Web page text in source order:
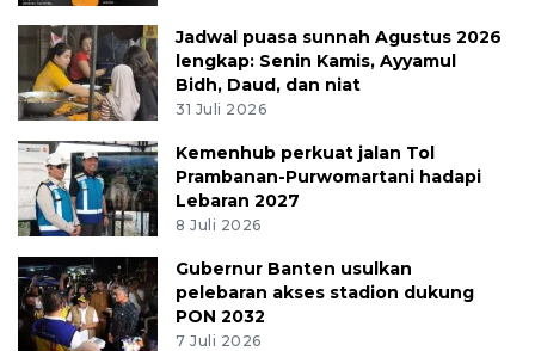
Jadwal puasa sunnah Agustus 2026
lengkap: Senin Kamis, Ayyamul
Bidh, Daud, dan niat
31 Juli 2026
Kemenhub perkuat jalan Tol
Prambanan-Purwomartani hadapi
Lebaran 2027
8 Juli 2026
Gubernur Banten usulkan
pelebaran akses stadion dukung
PON 2032
7 Juli 2026